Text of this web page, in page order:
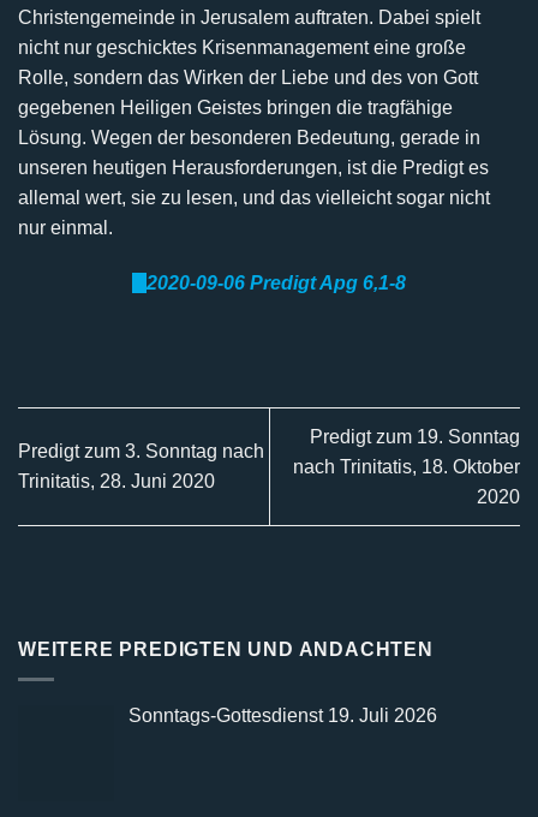
Christengemeinde in Jerusalem auftraten. Dabei spielt
nicht nur geschicktes Krisenmanagement eine große
Rolle, sondern das Wirken der Liebe und des von Gott
gegebenen Heiligen Geistes bringen die tragfähige
Lösung. Wegen der besonderen Bedeutung, gerade in
unseren heutigen Herausforderungen, ist die Predigt es
allemal wert, sie zu lesen, und das vielleicht sogar nicht
nur einmal.
2020-09-06 Predigt Apg 6,1-8
Predigt zum 3. Sonntag nach
Trinitatis, 28. Juni 2020
Predigt zum 19. Sonntag
nach Trinitatis, 18. Oktober
2020
WEITERE PREDIGTEN UND ANDACHTEN
Sonntags-Gottesdienst 19. Juli 2026